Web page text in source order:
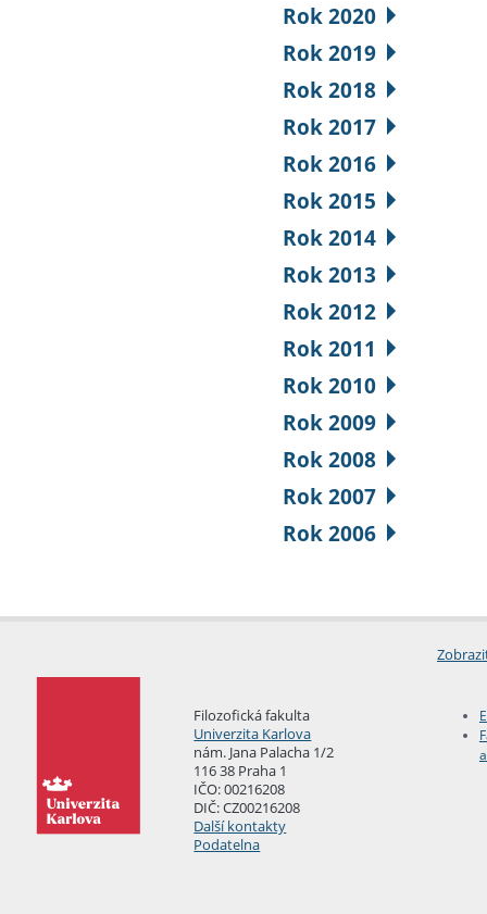
Rok 2020
Rok 2019
Rok 2018
Rok 2017
Rok 2016
Rok 2015
Rok 2014
Rok 2013
Rok 2012
Rok 2011
Rok 2010
Rok 2009
Rok 2008
Rok 2007
Rok 2006
Filozofická fakulta
Univerzita Karlova
nám. Jana Palacha 1/2
116 38 Praha 1
IČO: 00216208
DIČ: CZ00216208
Další kontakty
Podatelna